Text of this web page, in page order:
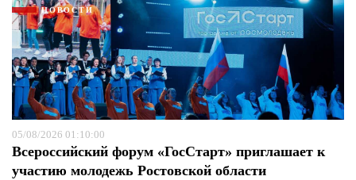
НОВОСТИ
05/08/2026 01:10:00
Всероссийский форум «ГосСтарт» приглашает к
участию молодежь Ростовской области